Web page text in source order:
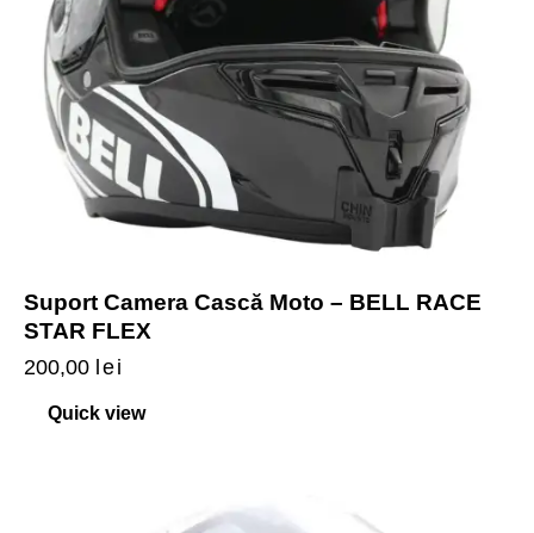
Suport Camera Cască Moto – BELL RACE
STAR FLEX
200,00 lei
Quick view